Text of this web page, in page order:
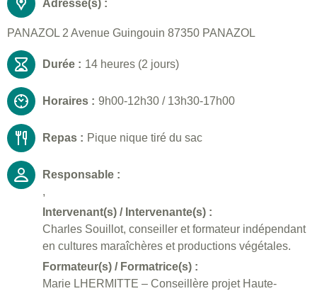
Adresse(s) :
PANAZOL 2 Avenue Guingouin 87350 PANAZOL
Durée : 14 heures (2 jours)
Horaires : 9h00-12h30 / 13h30-17h00
Repas : Pique nique tiré du sac
Responsable :
,
Intervenant(s) / Intervenante(s) :
Charles Souillot, conseiller et formateur indépendant
en cultures maraîchères et productions végétales.
Formateur(s) / Formatrice(s) :
Marie LHERMITTE – Conseillère projet Haute-